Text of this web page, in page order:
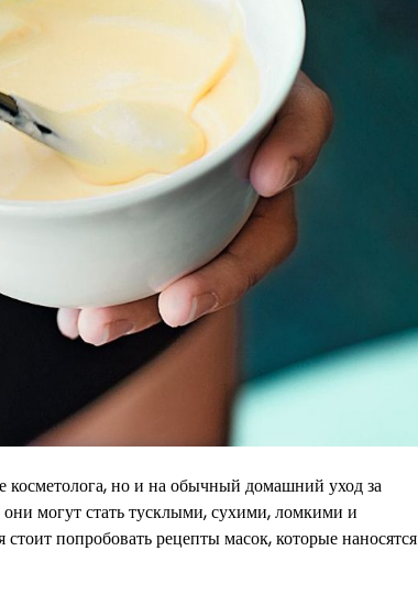
косметолога, но и на обычный домашний уход за
могут стать тусклыми, сухими, ломкими и
попробовать рецепты масок, которые наносятся